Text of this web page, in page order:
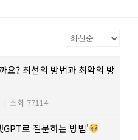
요? 최선의 방법과 최악의 방
| 조회 77114
로 질문하는 방법'